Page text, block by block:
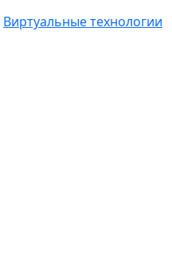
Виртуальные технологии